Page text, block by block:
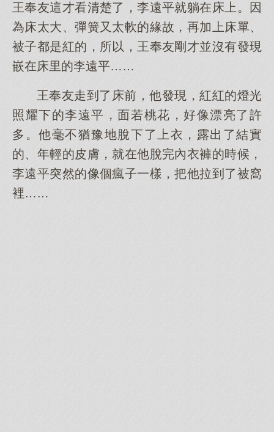
王奉友這才看清楚了，李遠平就躺在床上。因
為床太大、彈簧又太軟的緣故，再加上床單、
被子都是紅的，所以，王奉友剛才並沒有發現
嵌在床里的李遠平……
王奉友走到了床前，他發現，紅紅的燈光
照耀下的李遠平，面若桃花，好像漂亮了許
多。他毫不猶豫地脫下了上衣，露出了結實
的、年輕的皮膚，就在他脫完內衣褲的時候，
李遠平突然的像個瘋子一樣，把他拉到了被窩
裡……